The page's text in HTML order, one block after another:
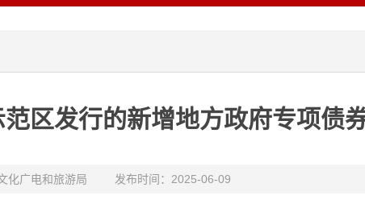
区发行的新增地方政府专项债
化广电和旅游局 发布时间：2025-06-09